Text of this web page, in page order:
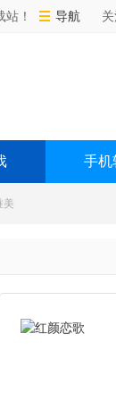
！ 导航
手机
美